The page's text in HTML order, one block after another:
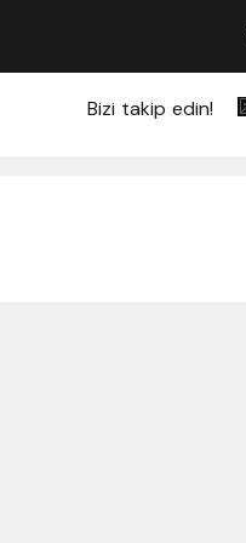
Bizi takip edin!